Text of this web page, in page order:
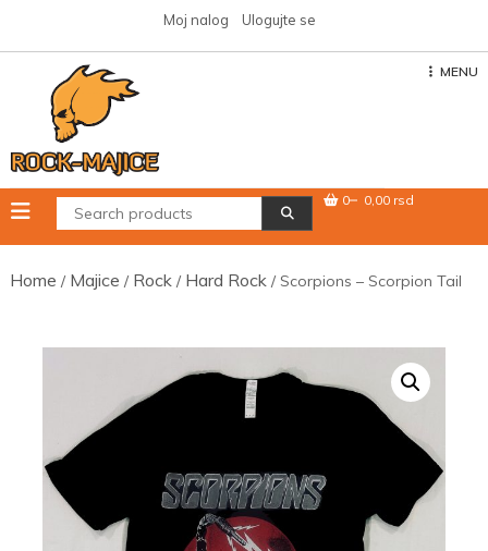
content
Moj nalog Ulogujte se
MENU
0 0,00 rsd
Home / Majice / Rock/ Hard Rock/ Scorpions – Scorpion Tail